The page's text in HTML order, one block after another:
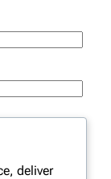
peramban
deliver